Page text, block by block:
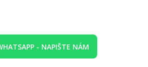
- NAPIŠTE NÁM